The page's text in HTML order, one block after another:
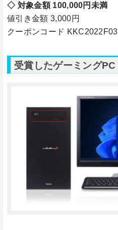
◇ 対象金額 100,000円未満
値引き金額 3,000円
クーポンコード KKC2022F03
受賞したゲーミングPC